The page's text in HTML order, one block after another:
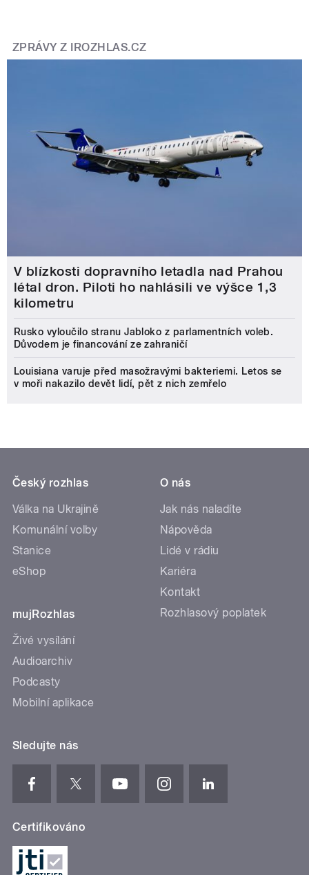
ZPRÁVY Z IROZHLAS.CZ
V blízkosti dopravního letadla nad Prahou
létal dron. Piloti ho nahlásili ve výšce 1,3
kilometru
Rusko vyloučilo stranu Jabloko z parlamentních voleb.
Důvodem je financování ze zahraničí
Louisiana varuje před masožravými bakteriemi. Letos se
v moři nakazilo devět lidí, pět z nich zemřelo
Český rozhlas
Válka na Ukrajině
Komunální volby
Stanice
eShop
mujRozhlas
Živé vysílání
Audioarchiv
Podcasty
Mobilní aplikace
O nás
Jak nás naladíte
Nápověda
Lidé v rádiu
Kariéra
Kontakt
Rozhlasový poplatek
Sledujte nás
Certifikováno